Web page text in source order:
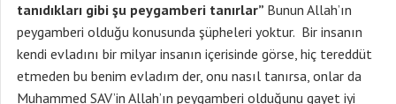
tanıdıkları gibi şu peygamberi tanırlar” Bunun Allah’ın
peygamberi olduğu konusunda şüpheleri yoktur. Bir insanın
kendi evladını bir milyar insanın içerisinde görse, hiç tereddüt
etmeden bu benim evladım der, onu nasıl tanırsa, onlar da
Muhammed SAV’in Allah’ın peygamberi olduğunu gayet iyi